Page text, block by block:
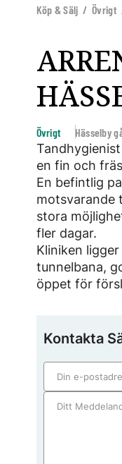
Köp & Sälj / Övrigt
Övrigt Hässelby
en fin och
En befintlig
motsvarande
stora
fler dagar.
Kliniken
tunnelbana,
öppet för
Kontakta